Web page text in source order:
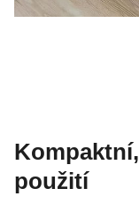
použití